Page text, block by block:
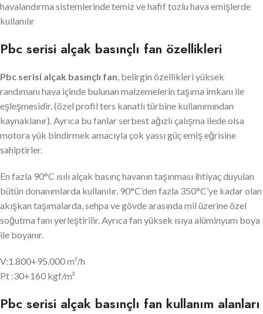
havalandırma sistemlerinde temiz ve hafif tozlu hava emişlerde
kullanılır
Pbc serisi alçak basınçlı fan özellikleri
Pbc serisi alçak basınçlı fan, belirgin özellikleri yüksek
randımanı hava içinde bulunan malzemelerin taşıma imkanı ile
eşleşmesidir. (özel profil ters kanatlı türbine kullanımından
kaynaklanır). Ayrıca bu fanlar serbest ağızlı çalışma ilede olsa
motora yük bindirmek amacıyla çok yassı güç emiş eğrisine
sahiptirler.
En fazla 90°C ısılı alçak basınç havanın taşınması ihtiyaç duyulan
bütün donanımlarda kullanılır. 90°C’den fazla 350°C’ye kadar olan
akışkan taşımalarda, sehpa ve gövde arasında mil üzerine özel
soğutma fanı yerleştirilir. Ayrıca fan yüksek ısıya alüminyum boya
ile boyanır.
V:1.800+95.000 m³/h
Pt :30+160 kgf/m²
Pbc serisi alçak basınçlı fan kullanım alanları